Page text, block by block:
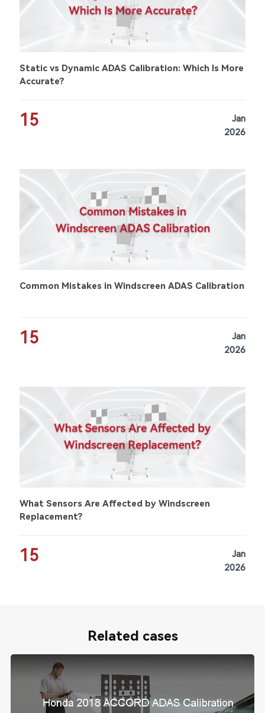
Static vs Dynamic ADAS Calibration: Which Is More
Accurate?
15
Jan
2026
Common Mistakes in Windscreen ADAS Calibration
15
Jan
2026
What Sensors Are Affected by Windscreen
Replacement?
15
Jan
2026
Related cases